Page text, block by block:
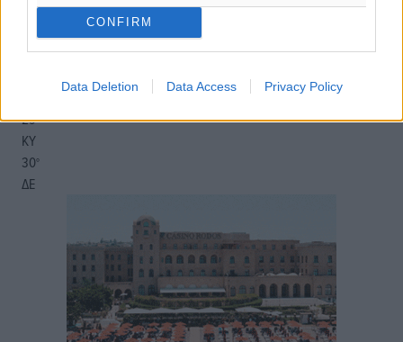
CONFIRM
Data Deletion Data Access Privacy Policy
πρόγνωση:
°
ΠΑ
29°
ΚΥ
30°
ΔΕ